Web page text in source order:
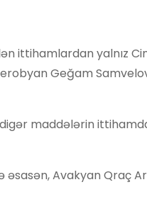
ittihamlardan yalnız
Geğam
maddələrin
Avakyan Qraç